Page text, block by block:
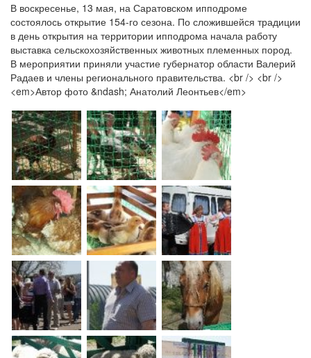
В воскресенье, 13 мая, на Саратовском ипподроме
состоялось открытие 154-го сезона. По сложившейся традиции
в день открытия на территории ипподрома начала работу
выставка сельскохозяйственных животных племенных пород.
В мероприятии приняли участие губернатор области Валерий
Радаев и члены регионального правительства. <br /> <br />
<em>Автор фото &ndash; Анатолий Леонтьев</em>